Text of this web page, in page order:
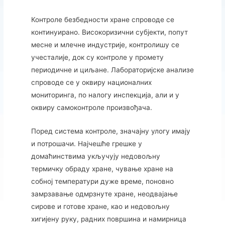
Контроле безбедности хране спроводе се
континуирано. Високоризични субјекти, попут
месне и млечне индустрије, контролишу се
учесталије, док су контроле у промету
периодичне и циљане. Лабораторијске анализе
спроводе се у оквиру националних
мониторинга, по налогу инспекција, али и у
оквиру самоконтроле произвођача.
Поред система контроле, значајну улогу имају
и потрошачи. Најчешће грешке у
домаћинствима укључују недовољну
термичку обраду хране, чување хране на
собној температури дуже време, поновно
замрзавање одмрзнуте хране, неодвајање
сирове и готове хране, као и недовољну
хигијену руку, радних површина и намирница